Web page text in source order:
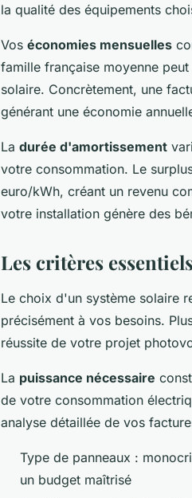
la qualité des équipements
Vos économies mensuelles
famille française moyenne
solaire. Concrètement, une
générant une économie
La durée d'amortissement
votre consommation. Le
euro/kWh, créant un revenu
votre installation génère des
Les critères
Le choix d'un système solaire
précisément à vos besoins.
réussite de votre projet
La puissance nécessaire
de votre consommation
analyse détaillée de vos
Type de panneaux :
un budget maîtrisé